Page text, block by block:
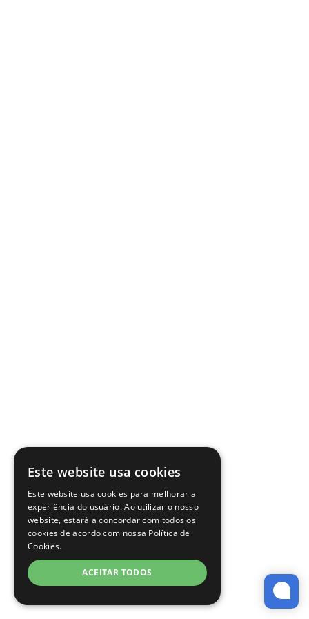
Este website usa cookies
Este website usa cookies para melhorar a
experiência do usuário. Ao utilizar o nosso
website, estará a concordar com todos os
cookies de acordo com nossa Política de
Cookies.
ACEITAR TODOS